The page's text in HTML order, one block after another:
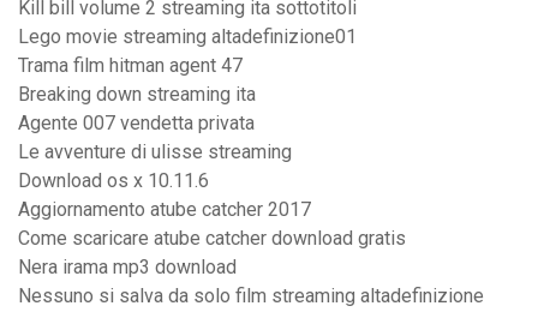
Kill bill volume 2 streaming ita sottotitoli
Lego movie streaming altadefinizione01
Trama film hitman agent 47
Breaking down streaming ita
Agente 007 vendetta privata
Le avventure di ulisse streaming
Download os x 10.11.6
Aggiornamento atube catcher 2017
Come scaricare atube catcher download gratis
Nera irama mp3 download
Nessuno si salva da solo film streaming altadefinizione